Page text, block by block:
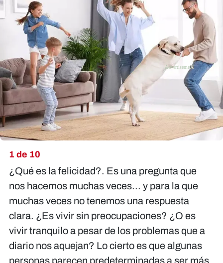
1 de 10
¿Qué es la felicidad?. Es una pregunta que
nos hacemos muchas veces... y para la que
muchas veces no tenemos una respuesta
clara. ¿Es vivir sin preocupaciones? ¿O es
vivir tranquilo a pesar de los problemas que a
diario nos aquejan? Lo cierto es que algunas
personas parecen predeterminadas a ser más
X